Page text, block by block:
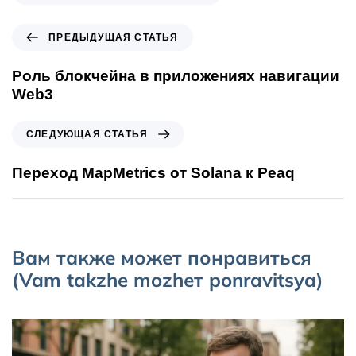
ПРЕДЫДУЩАЯ СТАТЬЯ
Роль блокчейна в приложениях навигации
Web3
СЛЕДУЮЩАЯ СТАТЬЯ
Переход MapMetrics от Solana к Peaq
Вам также может понравиться
(Vam takzhe mozhет ponravitsya)